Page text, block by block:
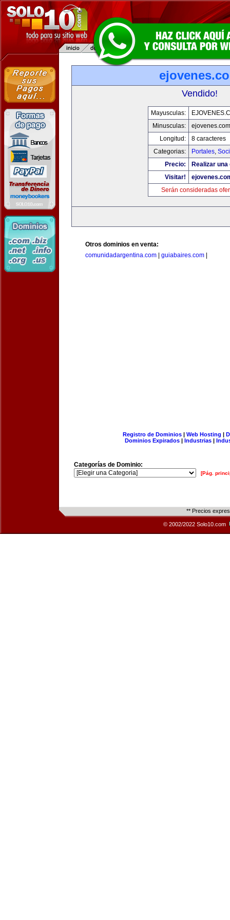
Vendido!
Mayusculas:
Minusculas:
ejovenes.com
Longitud:
8 caracteres
Categorias:
Portales,
Precio:
Realizar
Visitar!
Serán consideradas
Otros dominios en venta:
comunidadargentina.com
guiabaires.com
Registro de Dominios| Web Hosting |
Dominios Expirados | Industrias |
Categorías de Dominio:
[Pág.
** Precios
© 2002/2022 Solo10.com